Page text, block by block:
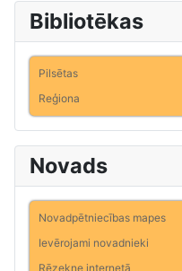
Bibliotēkas
Pilsētas
Reģiona
Novads
Novadpētniecības mapes
Ievērojami novadnieki
Rēzekne internetā